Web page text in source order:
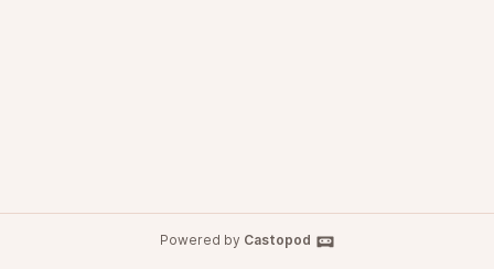
Powered by Castopod